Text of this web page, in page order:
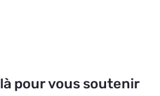
pour vous soutenir